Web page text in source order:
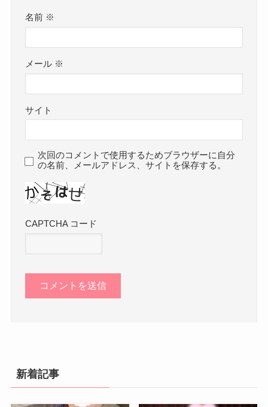
名前 ※
メール ※
サイト
次回のコメントで使用するためブラウザーに自分
の名前、メールアドレス、サイトを保存する。
CAPTCHA コード
新着記事